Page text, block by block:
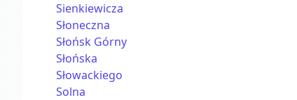
Sienkiewicza
Słoneczna
Słońsk Górny
Słońska
Słowackiego
Solna